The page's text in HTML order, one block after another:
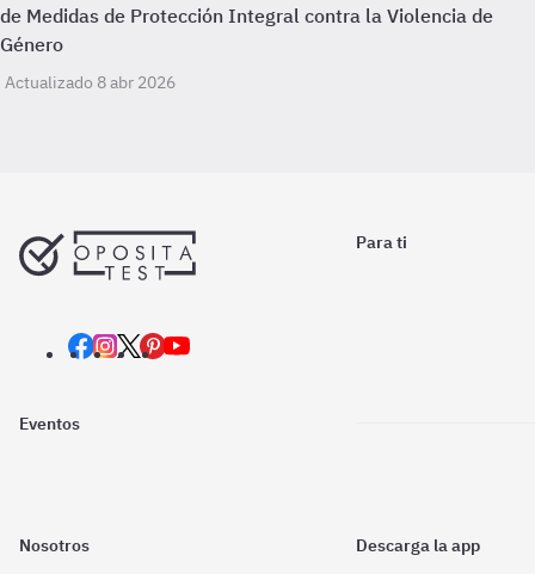
de Medidas de Protección Integral contra la Violencia de
Género
Actualizado 8 abr 2026
Para ti
Eventos
Nosotros Descarga la app